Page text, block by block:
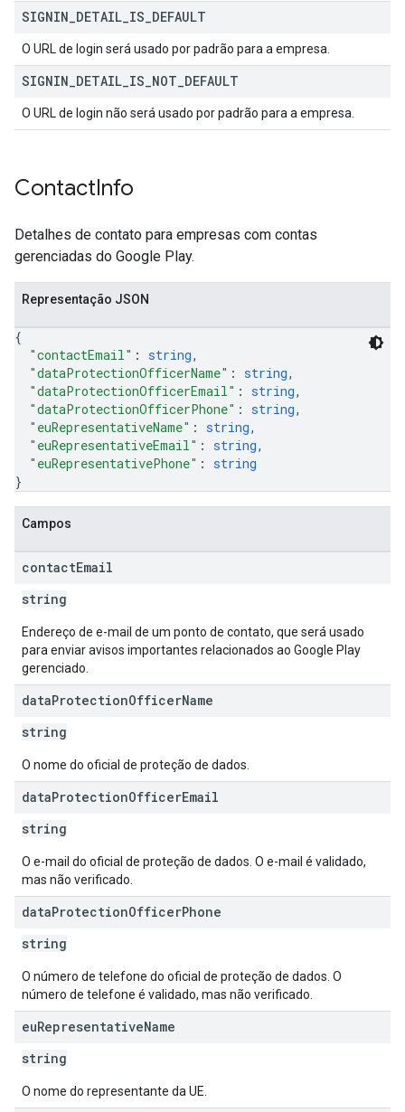
SIGNIN DETAIL IS DEFAULT
O URL de login será usado por padrão para a empresa.
SIGNIN DETAIL IS NOT DEFAULT
O URL de login não será usado por padrão para a empresa.
ContactInfo
Detalhes de contato para empresas com contas
gerenciadas do Google Play.
Representação JSON
{
"contactEmail" : string,
"dataProtectionOfficerName" : string,
"dataProtectionOfficerEmail" : string,
"dataProtectionOfficerPhone" : string,
"euRepresentativeName" : string,
"euRepresentativeEmail" : string,
"euRepresentativePhone" : string
}
Campos
contactEmail
string
Endereço de e-mail de um ponto de contato, que será usado
para enviar avisos importantes relacionados ao Google Play
gerenciado.
dataProtectionOfficerName
string
O nome do oficial de proteção de dados.
dataProtectionOfficerEmail
string
O e-mail do oficial de proteção de dados. O e-mail é validado,
mas não verificado.
dataProtectionOfficerPhone
string
O número de telefone do oficial de proteção de dados. O
número de telefone é validado, mas não verificado.
euRepresentativeName
string
O nome do representante da UE.